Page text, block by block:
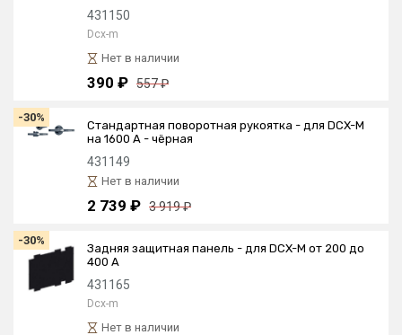
431150
Dcx-m
Нет в наличии
390 ₽ 557 ₽
-30%
Стандартная поворотная рукоятка - для DCX-M
на 1600 А - чёрная
431149
Нет в наличии
2 739 ₽ 3 919 ₽
-30%
Задняя защитная панель - для DCX-М от 200 до
400 А
431165
Dcx-m
Нет в наличии